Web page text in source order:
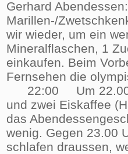
Gerhard
Marillen-/
wir wieder, um ein
Mineralflaschen, 1
einkaufen. Beim
Fernsehen die
22:00 Um 22.00
und zwei Eiskaffee
das
wenig. Gegen 23.00
schlafen draussen,